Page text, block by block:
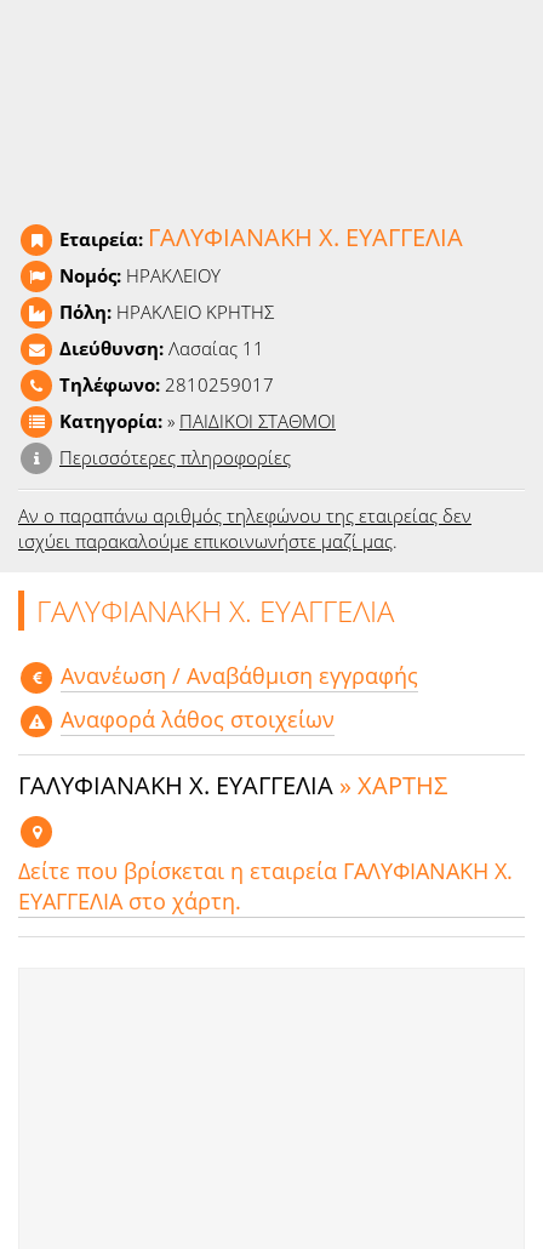
Εταιρεία: ΓΑΛΥΦΙΑΝΑΚΗ Χ. ΕΥΑΓΓΕΛΙΑ
Νομός: ΗΡΑΚΛΕΙΟΥ
Πόλη: ΗΡΑΚΛΕΙΟ ΚΡΗΤΗΣ
Διεύθυνση: Λασαίας 11
Τηλέφωνο: 2810259017
Κατηγορία: » ΠΑΙΔΙΚΟΙ ΣΤΑΘΜΟΙ
Περισσότερες πληροφορίες
Αν ο παραπάνω αριθμός τηλεφώνου της εταιρείας δεν
ισχύει παρακαλούμε επικοινωνήστε μαζί μας.
ΓΑΛΥΦΙΑΝΑΚΗ Χ. ΕΥΑΓΓΕΛΙΑ
Aνανέωση / Αναβάθμιση εγγραφής
Αναφορά λάθος στοιχείων
ΓΑΛΥΦΙΑΝΑΚΗ Χ. ΕΥΑΓΓΕΛΙΑ » ΧΑΡΤΗΣ
Δείτε που βρίσκεται η εταιρεία ΓΑΛΥΦΙΑΝΑΚΗ Χ.
ΕΥΑΓΓΕΛΙΑ στο χάρτη.